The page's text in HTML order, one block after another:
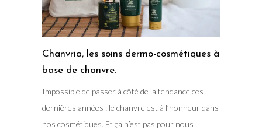
Chanvria, les soins dermo-cosmétiques à
base de chanvre.
Impossible de passer à côté de la tendance ces
dernières années : le chanvre est à l’honneur dans
nos cosmétiques. Et ça n’est pas pour nous